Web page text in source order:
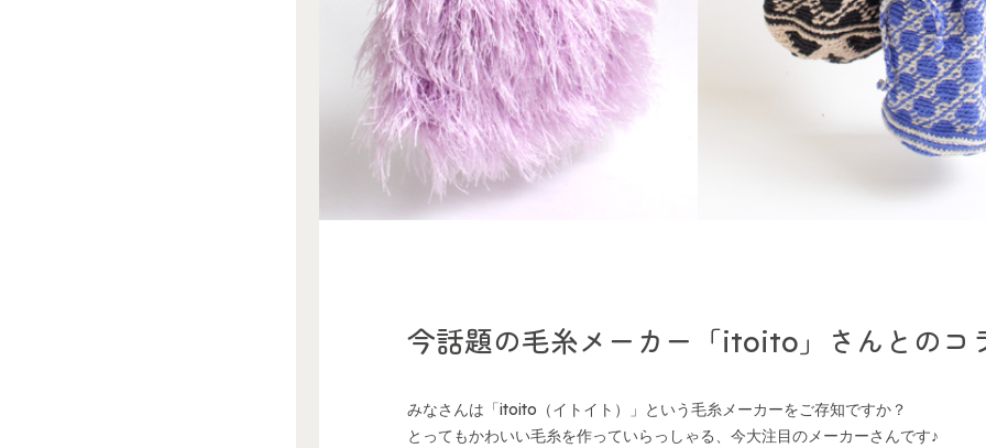
今話題の毛糸メーカー「itoito」さんとのコ
みなさんは「itoito（イトイト）」という毛糸メーカーをご存知ですか？
とってもかわいい毛糸を作っていらっしゃる、今大注目のメーカーさんです♪